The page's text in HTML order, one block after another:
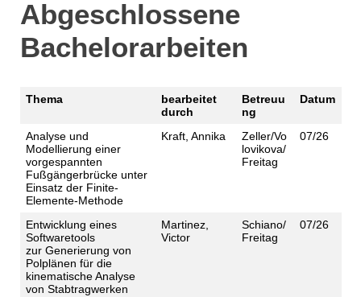
Abgeschlossene
Bachelorarbeiten
Thema
bearbeitet
durch
Betreuu
ng
Datum
Analyse und
Modellierung einer
vorgespannten
Fußgängerbrücke unter
Einsatz der Finite-
Elemente-Methode
Kraft, Annika
Zeller/Vo
lovikova/
Freitag
07/26
Entwicklung eines
Softwaretools
zur Generierung von
Polplänen für die
kinematische Analyse
von Stabtragwerken
Martinez,
Victor
Schiano/
Freitag
07/26